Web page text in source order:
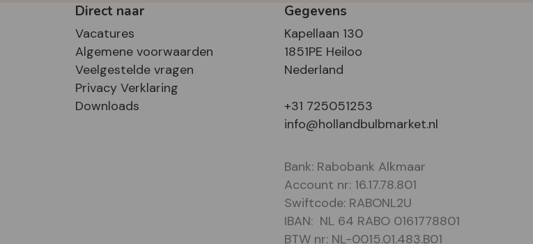
Direct naar
Vacatures
Algemene voorwaarden
Veelgestelde vragen
Privacy Verklaring
Downloads
Gegevens
Kapellaan 130
1851PE Heiloo
Nederland
+31 725051253
info@hollandbulbmarket.nl
Bank: Rabobank Alkmaar
Account nr: 16.17.78.801
Swiftcode: RABONL2U
IBAN: NL 64 RABO 0161778801
BTW nr: NL-0015.01.483.B01